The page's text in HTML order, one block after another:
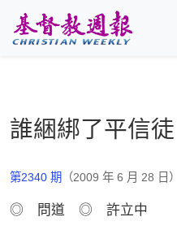
誰綑綁了平信徒
第2340 期 （2009 年 6 月 28 日）
◎ 問道 ◎ 許立中